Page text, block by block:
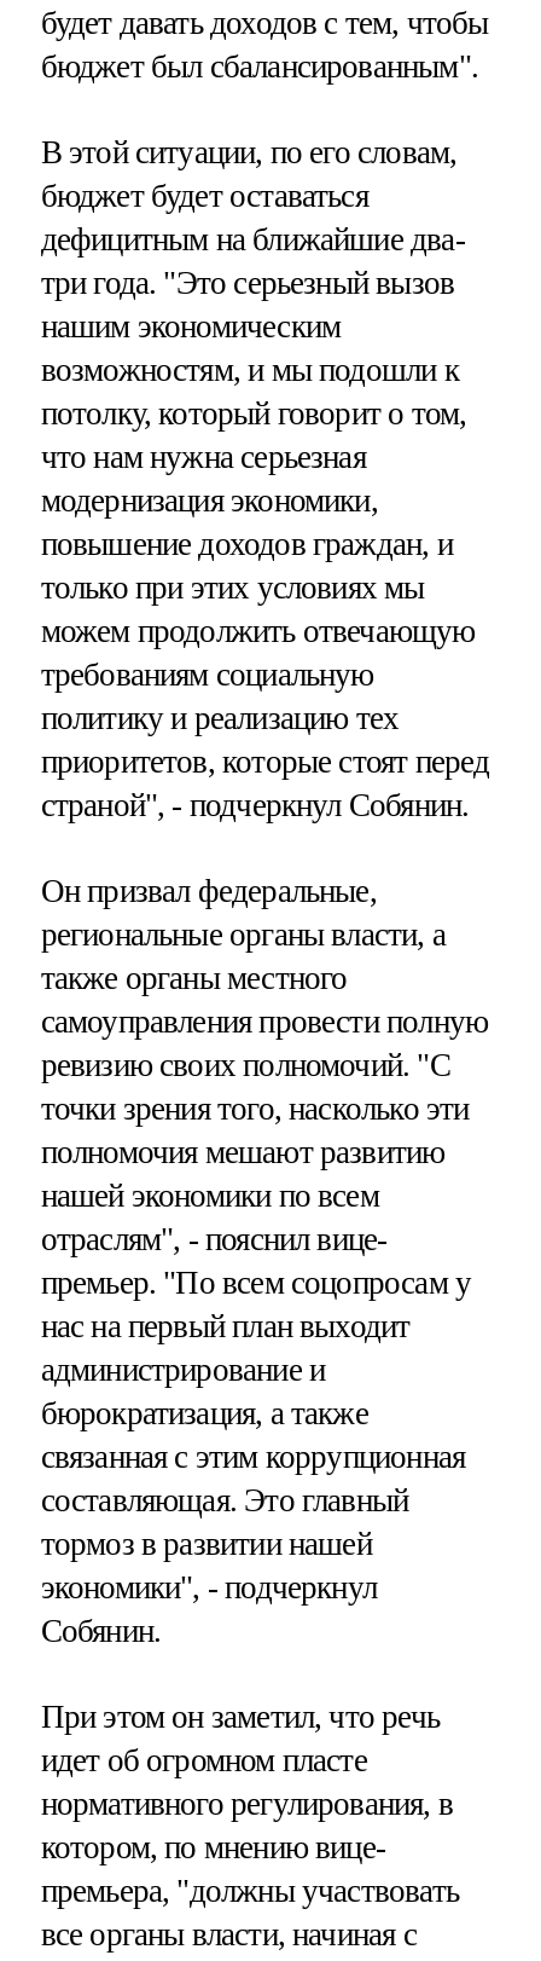
будет давать доходов с тем, чтобы
бюджет был сбалансированным".
В этой ситуации, по его словам,
бюджет будет оставаться
дефицитным на ближайшие два-
три года. "Это серьезный вызов
нашим экономическим
возможностям, и мы подошли к
потолку, который говорит о том,
что нам нужна серьезная
модернизация экономики,
повышение доходов граждан, и
только при этих условиях мы
можем продолжить отвечающую
требованиям социальную
политику и реализацию тех
приоритетов, которые стоят перед
страной", - подчеркнул Собянин.
Он призвал федеральные,
региональные органы власти, а
также органы местного
самоуправления провести полную
ревизию своих полномочий. "С
точки зрения того, насколько эти
полномочия мешают развитию
нашей экономики по всем
отраслям", - пояснил вице-
премьер. "По всем соцопросам у
нас на первый план выходит
администрирование и
бюрократизация, а также
связанная с этим коррупционная
составляющая. Это главный
тормоз в развитии нашей
экономики", - подчеркнул
Собянин.
При этом он заметил, что речь
идет об огромном пласте
нормативного регулирования, в
котором, по мнению вице-
премьера, "должны участвовать
все органы власти, начиная с